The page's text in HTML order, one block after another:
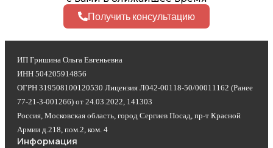
Получить консультацию
ИП Гришина Ольга Евгеньевна
ИНН 504205914856
ОГРН 319508100120530 Лицензия Л042-00118-50/00011162 (Ранее
77-21-3-001266) от 24.03.2022, 141303
Россия, Московская область, город Сергиев Посад, пр-т Красной
Армии д.218, пом.2, ком. 4
Информация